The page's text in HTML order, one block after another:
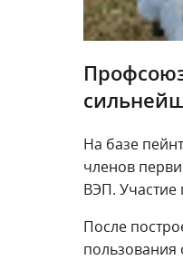
На базе
членов
ВЭП. Участие
После